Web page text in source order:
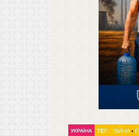
УКРАЇНА ТЕГ: ВІЙНА•